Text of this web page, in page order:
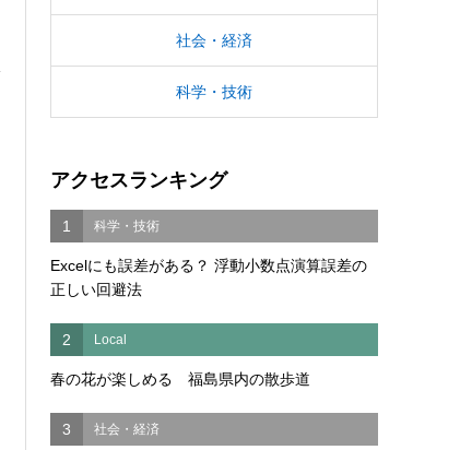
社会・経済
科学・技術
アクセスランキング
1 科学・技術
Excelにも誤差がある？ 浮動小数点演算誤差の
正しい回避法
2 Local
春の花が楽しめる 福島県内の散歩道
3 社会・経済